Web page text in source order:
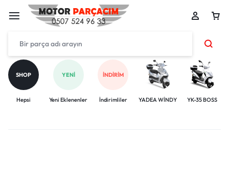
SHOP
Hepsi
YENI
Yeni Eklenenler
İNDIRIM
İndirimliler YADEA WİNDY YK-35 BOSS